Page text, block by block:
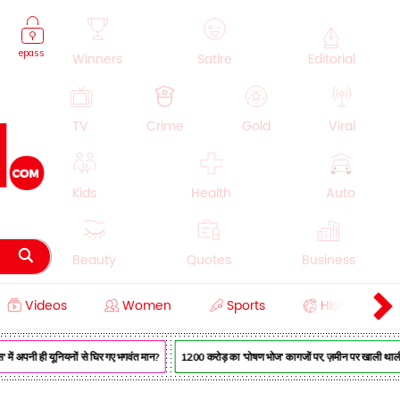
epass Winners Satire Editorial
TV Crime Gold Viral
Kids Health Auto
Beauty Quotes Business
Videos Women Sports History
ही यूनियनों से घिर गए भगवंत मान? ₹1200 करोड़ का 'पोषण भोज' कागजों पर, ज़मीन पर खाली थाली